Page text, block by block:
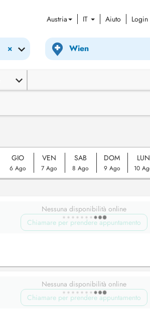
Austria IT Aiuto Login
×
GIO
6 Ago
VEN
7 Ago
SAB
8 Ago
DOM
9 Ago
LUN
10
Nessuna disponibilità online
Chiamare per prendere appuntamento
Nessuna disponibilità online
Chiamare per prendere appuntamento